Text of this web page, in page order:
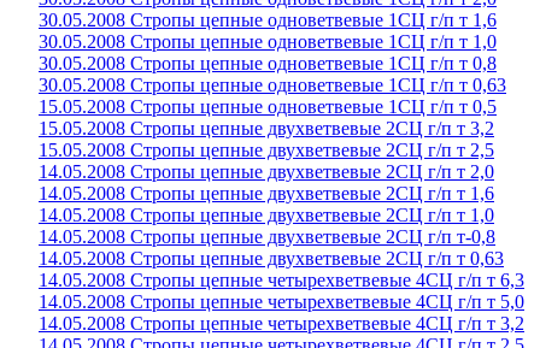
30.05.2008 Стропы цепные одноветвевые 1СЦ г/п т 1,6
30.05.2008 Стропы цепные одноветвевые 1СЦ г/п т 1,0
30.05.2008 Стропы цепные одноветвевые 1СЦ г/п т 0,8
30.05.2008 Стропы цепные одноветвевые 1СЦ г/п т 0,63
15.05.2008 Стропы цепные одноветвевые 1СЦ г/п т 0,5
15.05.2008 Стропы цепные двухветвевые 2СЦ г/п т 3,2
15.05.2008 Стропы цепные двухветвевые 2СЦ г/п т 2,5
14.05.2008 Стропы цепные двухветвевые 2СЦ г/п т 2,0
14.05.2008 Стропы цепные двухветвевые 2СЦ г/п т 1,6
14.05.2008 Стропы цепные двухветвевые 2СЦ г/п т 1,0
14.05.2008 Стропы цепные двухветвевые 2СЦ г/п т-0,8
14.05.2008 Стропы цепные двухветвевые 2СЦ г/п т 0,63
14.05.2008 Стропы цепные четырехветвевые 4СЦ г/п т 6,3
14.05.2008 Стропы цепные четырехветвевые 4СЦ г/п т 5,0
14.05.2008 Стропы цепные четырехветвевые 4СЦ г/п т 3,2